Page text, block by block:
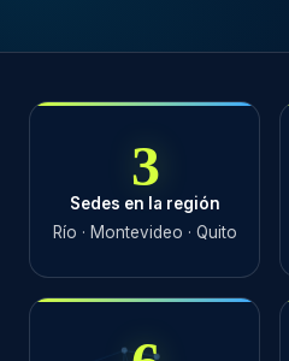
3
Sedes en la región
Río · Montevideo · Quito